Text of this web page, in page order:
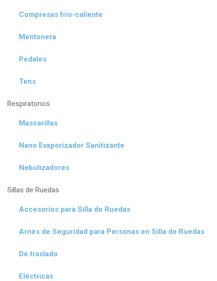
Compresas frío-caliente
Mentonera
Pedales
Tens
Respiratorios
Mascarillas
Nano Evaporizador Sanitizante
Nebulizadores
Sillas de Ruedas
Accesorios para Silla de Ruedas
Arnés de Seguridad para Personas en Silla de Ruedas
De traslado
Eléctricas